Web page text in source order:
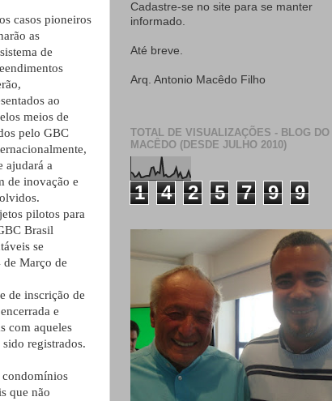
casos pioneiros
as
de
ao
meios de
pelo GBC
ajudará a
de inovação e
pilotos para
Brasil
se
de Março de
de inscrição de
e
com aqueles
registrados.
condomínios
que não
Cadastre-se no site para se manter
informado.
Até breve.
Arq. Antonio Macêdo Filho
TOTAL DE VISUALIZAÇÕES - BLOG DO
MACÊDO (DESDE JULHO 2010)
1 4 2 5 7 9 9